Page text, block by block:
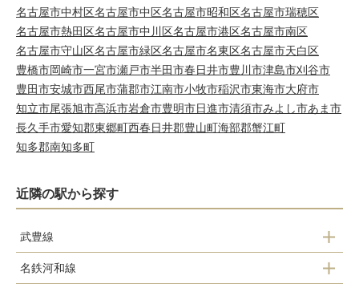
名古屋市中村区名古屋市中区名古屋市昭和区名古屋市瑞穂区
名古屋市熱田区名古屋市中川区名古屋市港区名古屋市南区
名古屋市守山区名古屋市緑区名古屋市名東区名古屋市天白区
豊橋市岡崎市一宮市瀬戸市半田市春日井市豊川市津島市刈谷市
豊田市安城市西尾市蒲郡市江南市小牧市稲沢市東海市大府市
知立市尾張旭市高浜市岩倉市豊明市日進市清須市みよし市あま市
長久手市愛知郡東郷町西春日井郡豊山町海部郡蟹江町
知多郡南知多町
近隣の駅から探す
武豊線
武豊駅
名鉄河和線